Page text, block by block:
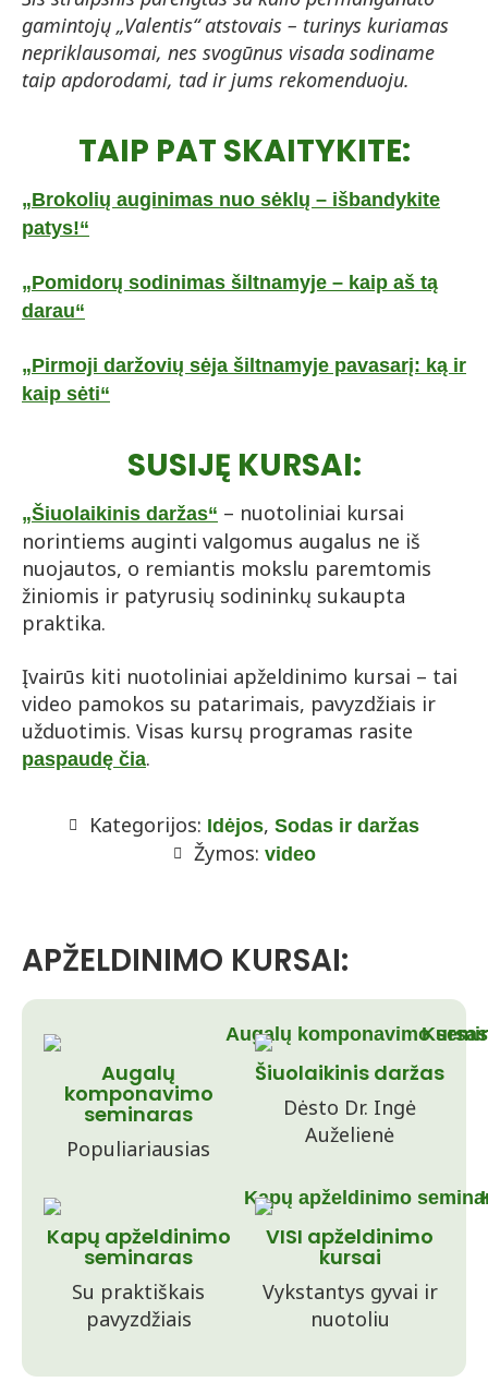
gamintojų „Valentis“ atstovais – turinys kuriamas
nepriklausomai, nes svogūnus visada sodiname
taip apdorodami, tad ir jums rekomenduoju.
TAIP PAT SKAITYKITE:
„Brokolių auginimas nuo sėklų – išbandykite
patys!“
„Pomidorų sodinimas šiltnamyje – kaip aš tą
darau“
„Pirmoji daržovių sėja šiltnamyje pavasarį: ką ir
kaip sėti“
SUSIJĘ KURSAI:
„Šiuolaikinis daržas“ – nuotoliniai kursai
norintiems auginti valgomus augalus ne iš
nuojautos, o remiantis mokslu paremtomis
žiniomis ir patyrusių sodininkų sukaupta
praktika.
Įvairūs kiti nuotoliniai apželdinimo kursai – tai
video pamokos su patarimais, pavyzdžiais ir
užduotimis. Visas kursų programas rasite
paspaudę čia.
Kategorijos: Idėjos, Sodas ir daržas
Žymos: video
APŽELDINIMO KURSAI:
Augalų
komponavimo
seminaras
Populiariausias
Šiuolaikinis daržas
Dėsto Dr. Ingė
Auželienė
Kapų apželdinimo
seminaras
Su praktiškais
pavyzdžiais
VISI apželdinimo
kursai
Vykstantys gyvai ir
nuotoliu